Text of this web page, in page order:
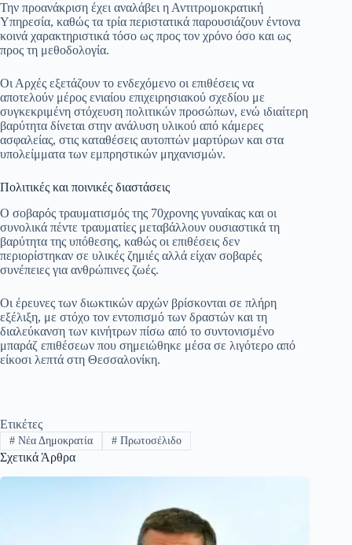
Την προανάκριση έχει αναλάβει η Αντιτρομοκρατική
Υπηρεσία, καθώς τα τρία περιστατικά παρουσιάζουν έντονα
κοινά χαρακτηριστικά τόσο ως προς τον χρόνο όσο και ως
προς τη μεθοδολογία.
Οι Αρχές εξετάζουν το ενδεχόμενο οι επιθέσεις να
αποτελούν μέρος ενιαίου επιχειρησιακού σχεδίου με
συγκεκριμένη στόχευση πολιτικών προσώπων, ενώ ιδιαίτερη
βαρύτητα δίνεται στην ανάλυση υλικού από κάμερες
ασφαλείας, στις καταθέσεις αυτοπτών μαρτύρων και στα
υπολείμματα των εμπρηστικών μηχανισμών.
Πολιτικές και ποινικές διαστάσεις
Ο σοβαρός τραυματισμός της 70χρονης γυναίκας και οι
συνολικά πέντε τραυματίες μεταβάλλουν ουσιαστικά τη
βαρύτητα της υπόθεσης, καθώς οι επιθέσεις δεν
περιορίστηκαν σε υλικές ζημιές αλλά είχαν σοβαρές
συνέπειες για ανθρώπινες ζωές.
Οι έρευνες των διωκτικών αρχών βρίσκονται σε πλήρη
εξέλιξη, με στόχο τον εντοπισμό των δραστών και τη
διαλεύκανση των κινήτρων πίσω από το συντονισμένο
μπαράζ επιθέσεων που σημειώθηκε μέσα σε λιγότερο από
είκοσι λεπτά στη Θεσσαλονίκη.
Ετικέτες
#Νέα Δημοκρατία #Πρωτοσέλιδο
Σχετικά Άρθρα